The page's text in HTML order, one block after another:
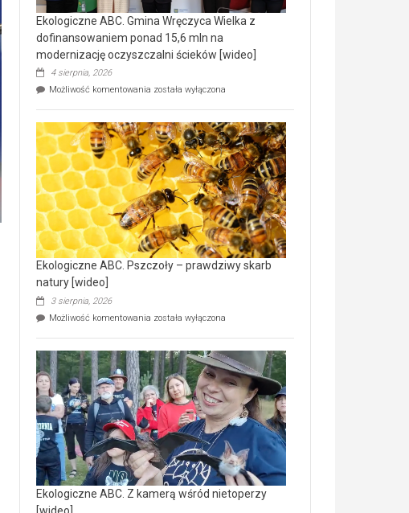
Ekologiczne ABC. Gmina Wręczyca Wielka z
dofinansowaniem ponad 15,6 mln na
modernizację oczyszczalni ścieków [wideo]
4 sierpnia, 2026
Możliwość komentowania Ekologiczne
Wręczyca
Wielka
z
dofinansowaniem
ponad
15,6
mln
na
modernizację
oczyszczalni
ścieków
[wideo]
została wyłączona
Ekologiczne ABC. Pszczoły – prawdziwy skarb
natury [wideo]
3 sierpnia, 2026
Możliwość komentowania Ekologiczne
–
prawdziwy
skarb
natury
[wideo]
została wyłączona
Ekologiczne ABC. Z kamerą wśród nietoperzy